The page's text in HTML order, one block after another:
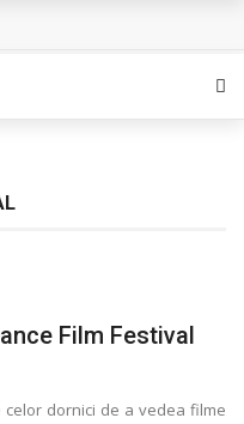
Land – Generatia care
in K. minor – Dor de Kafka
Film Festival
dornici de a vedea filme